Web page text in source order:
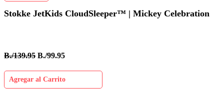
Stokke JetKids CloudSleeper™ | Mickey Celebration
B./139.95 B./99.95
Agregar al Carrito